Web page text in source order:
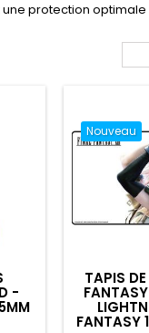
protection
-
Nouveau
TAPIS
FANTASY